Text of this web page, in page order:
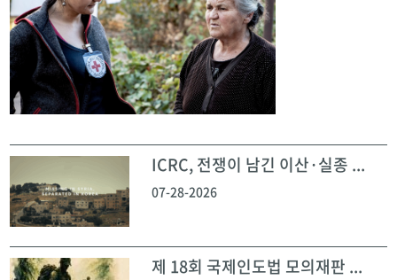
ICRC, 전쟁이 남긴 이산·실종 ...
07-28-2026
제 18회 국제인도법 모의재판 ...